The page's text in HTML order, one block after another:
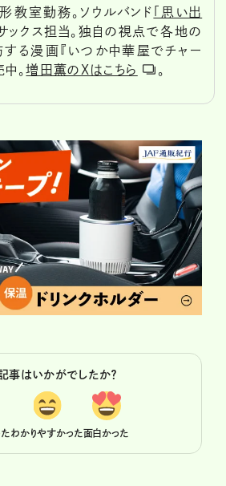
教室勤務。ソウルバンド
「思い出
ックス担当。独自の視点で各地の
る漫画『いつか中華屋でチャー
。増田薫のXはこちら 。
事はいかがでしたか？
わかりやすかった面白かった